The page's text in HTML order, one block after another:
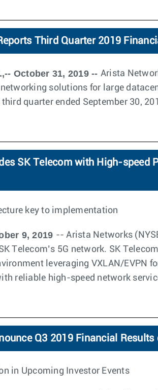
Third Quarter 2019
October 31, 2019 -- Arista
solutions for large
quarter ended September 30,
SK Telecom with High-speed
key to implementation
9, 2019 -- Arista Networks
Telecom’s 5G network. SK
leveraging VXLAN/
reliable high-speed network
Q3 2019 Financial
in Upcoming Investor Events